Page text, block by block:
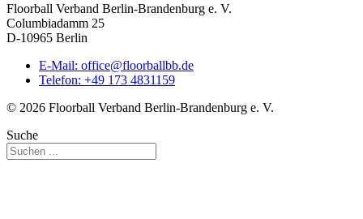
Floorball Verband Berlin-Brandenburg e. V.
Columbiadamm 25
D-10965 Berlin
E-Mail: ed.bbllabroolf@eciffo
Telefon: +49 173 4831159
© 2026 Floorball Verband Berlin-Brandenburg e. V.
Suche